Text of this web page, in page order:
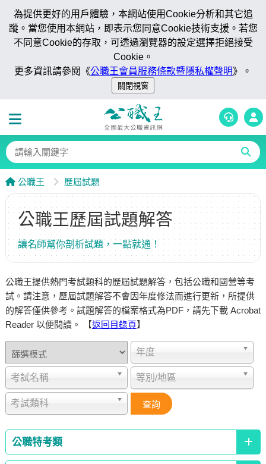
為提供更好的用戶體驗，本網站使用Cookie分析和其它追
蹤。當您使用本網站，即表示您同意Cookie技術支援。若您
不同意Cookie的存取，可透過瀏覽器的設定選擇拒絕接受
Cookie。
更多資訊請參閱《公職王會員服務條款暨隱私權聲明》。
公職王 歷屆試題
公職王歷屆試題解答
讓名師幫你剖析試題，一點就通！
公職王提供熱門考試類科的歷屆試題解答，包括公職和國營等考
試。請注意，歷屆試題解答不會因年度修法而進行更新，所提供
的解答僅供參考。試題解答的檔案格式為PDF，請先下載 Acrobat
Reader 以便閱讀。 【返回目錄頁】
年度
考試名稱 等別/地區
考試類科
公職特考類